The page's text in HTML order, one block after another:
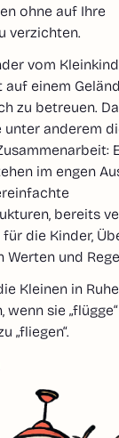
ohne auf Ihre
verzichten.
vom
einem
zu betreuen.
anderem
im engen
bereits
die Kinder,
und
Kleinen in
wenn sie
„fliegen“.